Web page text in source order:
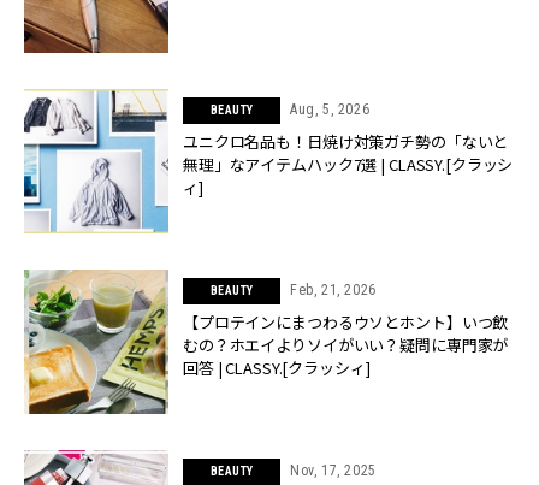
BEAUTY Aug, 5, 2026
ユニクロ名品も！日焼け対策ガチ勢の「ないと
無理」なアイテムハック7選 | CLASSY.[クラッシ
ィ]
BEAUTY Feb, 21, 2026
【プロテインにまつわるウソとホント】いつ飲
むの？ホエイよりソイがいい？疑問に専門家が
回答 | CLASSY.[クラッシィ]
BEAUTY Nov, 17, 2025